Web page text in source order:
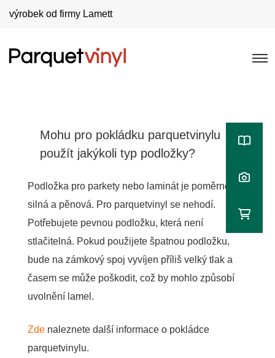
výrobek od firmy Lamett
Mohu pro pokládku parquetvinylu
použít jakýkoli typ podložky?
Podložka pro parkety nebo laminát je poměrně
silná a pěnová. Pro parquetvinyl se nehodí.
Potřebujete pevnou podložku, která není
stlačitelná. Pokud použijete špatnou podložku,
bude na zámkový spoj vyvíjen příliš velký tlak a
časem se může poškodit, což by mohlo způsobí
uvolnění lamel.
Zde naleznete další informace o pokládce
parquetvinylu.